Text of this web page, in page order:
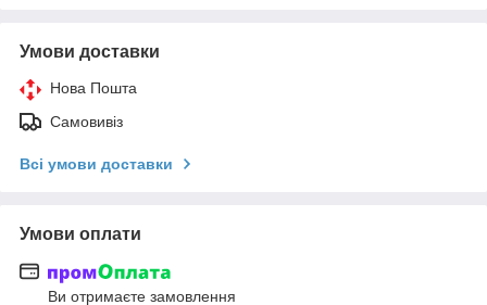
Умови доставки
Нова Пошта
Самовивіз
Всі умови доставки
Умови оплати
Ви отримаєте замовлення